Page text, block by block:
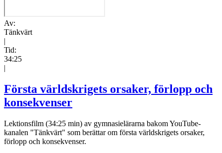
Av:
Tänkvärt
|
Tid:
34:25
|
Första världskrigets orsaker, förlopp och
konsekvenser
Lektionsfilm (34:25 min) av gymnasielärarna bakom YouTube-
kanalen "Tänkvärt" som berättar om första världskrigets orsaker,
förlopp och konsekvenser.